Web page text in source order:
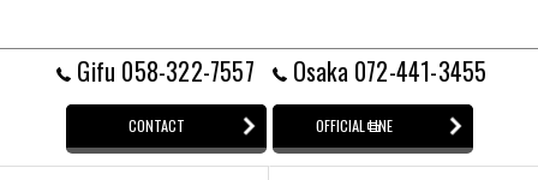
Gifu 058-322-7557 Osaka 072-441-3455
CONTACT OFFICIAL LINE